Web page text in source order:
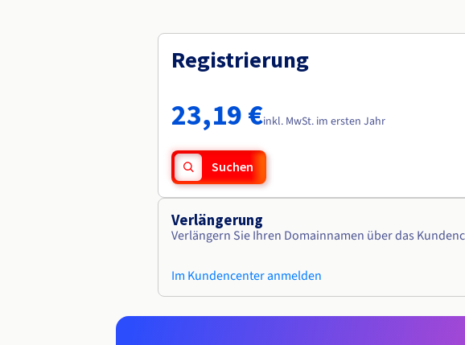
Registrierung
23,19 €inkl. MwSt. im ersten Jahr
Suchen
Verlängerung
Verlängern Sie Ihren Domainnamen über das
Im Kundencenter anmelden